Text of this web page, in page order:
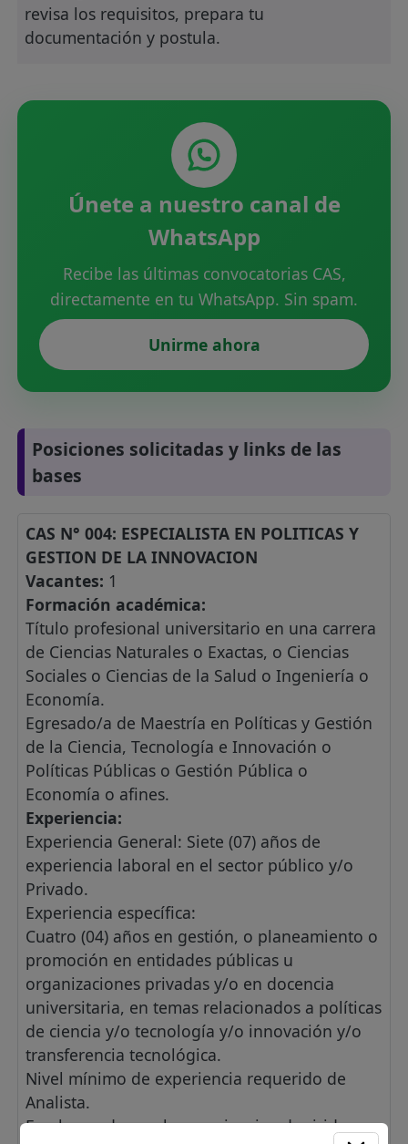
revisa los requisitos, prepara tu
documentación y postula.
Únete a nuestro canal de
WhatsApp
Recibe las últimas convocatorias CAS,
directamente en tu WhatsApp. Sin spam.
Unirme ahora
Posiciones solicitadas y links de las
bases
CAS N° 004: ESPECIALISTA EN POLITICAS Y
GESTION DE LA INNOVACION
Vacantes: 1
Formación académica:
Título profesional universitario en una carrera
de Ciencias Naturales o Exactas, o Ciencias
Sociales o Ciencias de la Salud o Ingeniería o
Economía.
Egresado/a de Maestría en Políticas y Gestión
de la Ciencia, Tecnología e Innovación o
Políticas Públicas o Gestión Pública o
Economía o afines.
Experiencia:
Experiencia General: Siete (07) años de
experiencia laboral en el sector público y/o
Privado.
Experiencia específica:
Cuatro (04) años en gestión, o planeamiento o
promoción en entidades públicas u
organizaciones privadas y/o en docencia
universitaria, en temas relacionados a políticas
de ciencia y/o tecnología y/o innovación y/o
transferencia tecnológica.
Nivel mínimo de experiencia requerido de
Analista.
En el caso de que la experiencia adquirida sea